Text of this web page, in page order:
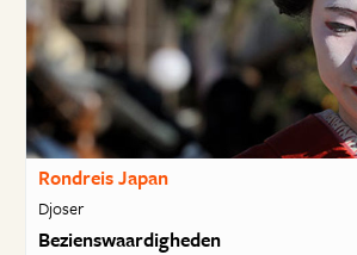
Rondreis Japan
Djoser
Bezienswaardigheden